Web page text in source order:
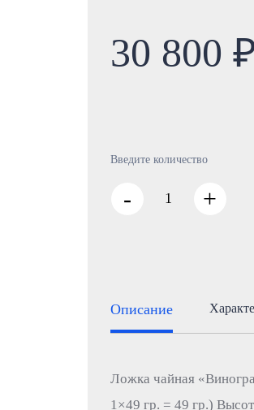
30 800 ₽
Введите количество
- +
Описание
Ложка чайная
1×49 гр. = 49 гр.)